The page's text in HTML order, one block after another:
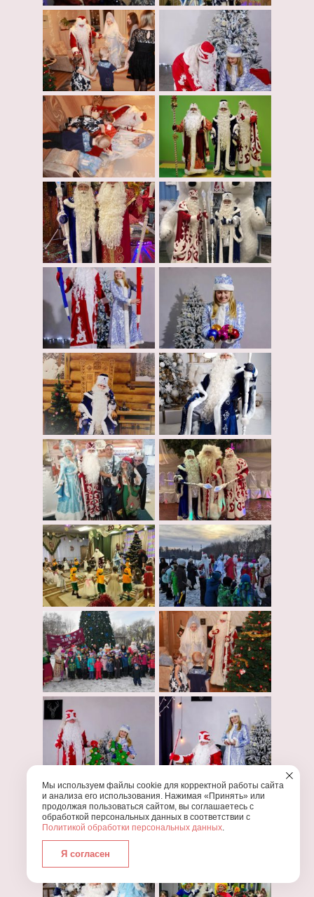
Мы используем файлы cookie для корректной работы сайта
и анализа его использования. Нажимая «Принять» или
продолжая пользоваться сайтом, вы соглашаетесь с
обработкой персональных данных в соответствии с
Политикой обработки персональных данных.
Я согласен